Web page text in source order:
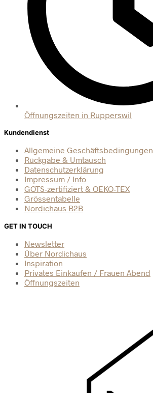
Öffnungszeiten in Rupperswil
Kundendienst
Allgemeine Geschäftsbedingungen
Rückgabe & Umtausch
Datenschutzerklärung
Impressum / Info
GOTS-zertifiziert & OEKO-TEX
Grössentabelle
Nordichaus B2B
GET IN TOUCH
Newsletter
Über Nordichaus
Inspiration
Privates Einkaufen / Frauen Abend
Öffnungszeiten